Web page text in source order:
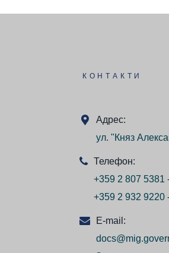
КОНТАКТИ
Адрес:
ул. "Княз
Телефон:
+359 2 807 5381
+359 2 932
E-mail: